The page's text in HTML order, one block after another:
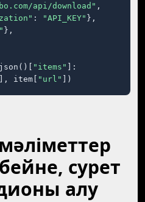
api/download" ,
: "API_KEY" },
},
"items"
]:
], item[ "url" ])
сурет
алу